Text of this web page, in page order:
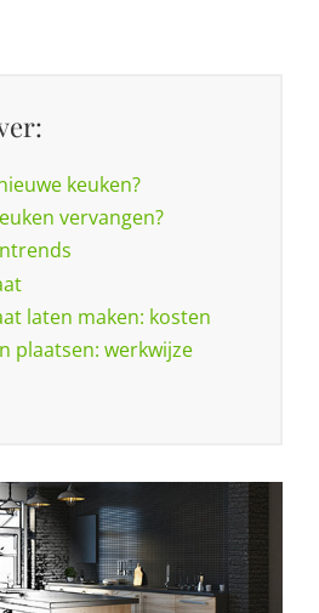
keuken?
vervangen?
laten maken: kosten
plaatsen: werkwijze